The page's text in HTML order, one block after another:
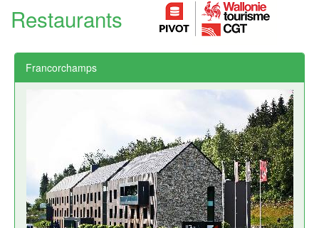
Restaurants
Francorchamps